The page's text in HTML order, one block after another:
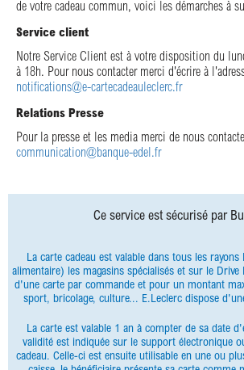
de votre cadeau commun, voici les démarches à
Service client
Notre Service Client est à votre disposition du
à 18h. Pour nous contacter merci d'écrire à
notifications@e-cartecadeauleclerc.fr
Relations Presse
Pour la presse et les media merci de nous
communication@banque-edel.fr
Ce service est sécurisé par
La carte cadeau est valable dans tous les
alimentaire) les magasins spécialisés et sur le
d'une carte par commande et pour un montant
sport, bricolage, culture... E.Leclerc dispose
La carte est valable 1 an à compter de sa date
validité est indiquée sur le support électronique
cadeau. Celle-ci est ensuite utilisable en une ou